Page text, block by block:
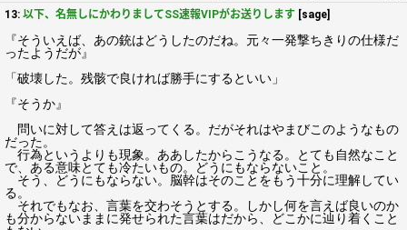
13: 以下、名無しにかわりましてSS速報VIPがお送りします [sage]
『そういえば、あの銃はどうしたのだね。元々一発撃ちきりの仕様だ
ったようだが』
「破壊した。残骸で良ければ勝手にするといい」
『そうか』
問いに対して答えは返ってくる。だがそれはやまびこのようなもの
だった。
行為というよりも現象。ああしたからこうなる。とても自然なこと
で、ある意味とても冷たいもの。どうにもならないこと。
そう、どうにもならない。脳幹はそのことをもう十分に理解してい
る。
それでもなお、言葉を交わそうとする。しかし何を言えば良いのか
も分からないままに発せられた言葉はだから、どこかに辿り着くこと